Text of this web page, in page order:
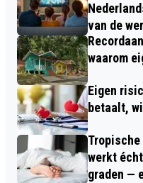
van de
waarom
Eigen
betaalt,
werkt
graden —